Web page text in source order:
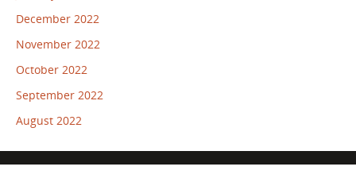
December 2022
November 2022
October 2022
September 2022
August 2022